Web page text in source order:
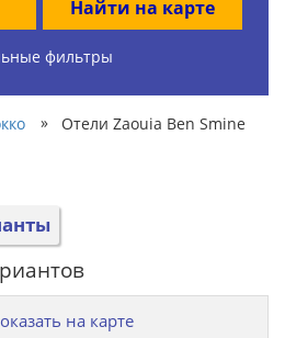
Найти на карте
фильтры
» Отели Zaouia Ben Smine
на карте